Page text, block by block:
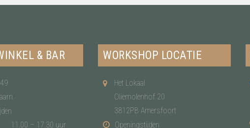
& BAR
11.00 – 17.30 uur
WORKSHOP LOCATIE
Het Lokaal
Oliemolenhof 20
3812PB Amersfoort
Openingstijden